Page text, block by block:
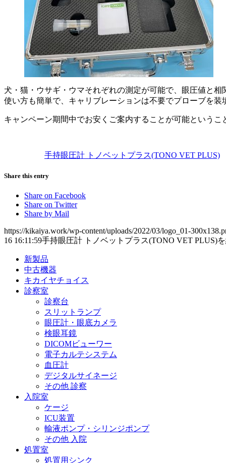
犬・猫・ウサギ・ウマそれぞれの測定が可能で、眼圧値と相
使い方も簡単で、キャリブレーションは不要でプローブを
キャンペーン期間中でお安くご案内することが可能という
手持眼圧計 トノベットプラス(TONO VET PLUS)
Share this entry
Share on Facebook
Share on Twitter
Share by Mail
https://kikaiya.work/wp-content/uploads/2022/03/logo_01-
16 16:11:59手持眼圧計 トノベットプラス(TONO VET PLUS)
新製品
中古機器
キカイヤチョイス
診察室
診察台
スリットランプ
眼圧計・眼底カメラ
検眼耳鏡
DICOMビューワー
電子カルテシステム
血圧計
デジタルサイネージ
その他 診察
入院室
ケージ
ICU装置
輸液ポンプ・シリンジポンプ
その他 入院
処置室
処置用シンク